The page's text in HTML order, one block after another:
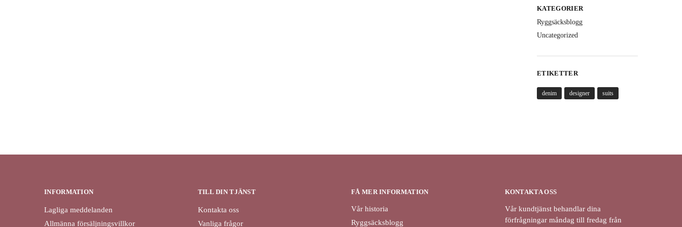
KATEGORIER
Ryggsäcksblogg
Uncategorized
ETIKETTER
denim designer suits
INFORMATION
Lagliga meddelanden
Allmänna försäljningsvillkor
TILL DIN TJÄNST
Kontakta oss
Vanliga frågor
FÅ MER INFORMATION
Vår historia
Ryggsäcksblogg
KONTAKTA OSS
Vår kundtjänst behandlar dina
förfrågningar måndag till fredag från